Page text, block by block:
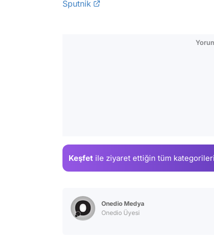
Sputnik
Keşfet ile ziyaret ettiğin tüm
Onedio Medya
Onedio Üyesi